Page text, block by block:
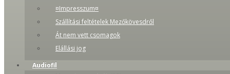
¤Impresszum¤
Szállítási feltételek Mezőkövesdről
Át nem vett csomagok
Elállási jog
Audiofil